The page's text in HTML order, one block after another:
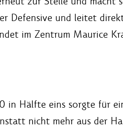
Defensive und leitet
im Zentrum Maurice
in Hälfte eins sorgte für
nicht mehr aus der